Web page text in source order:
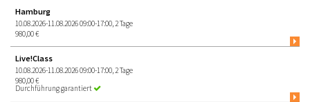
Hamburg
10.08.2026-11.08.2026 09:00-17:00, 2 Tage
980,00 €
Live!Class
10.08.2026-11.08.2026 09:00-17:00, 2 Tage
980,00 €
Durchführung garantiert